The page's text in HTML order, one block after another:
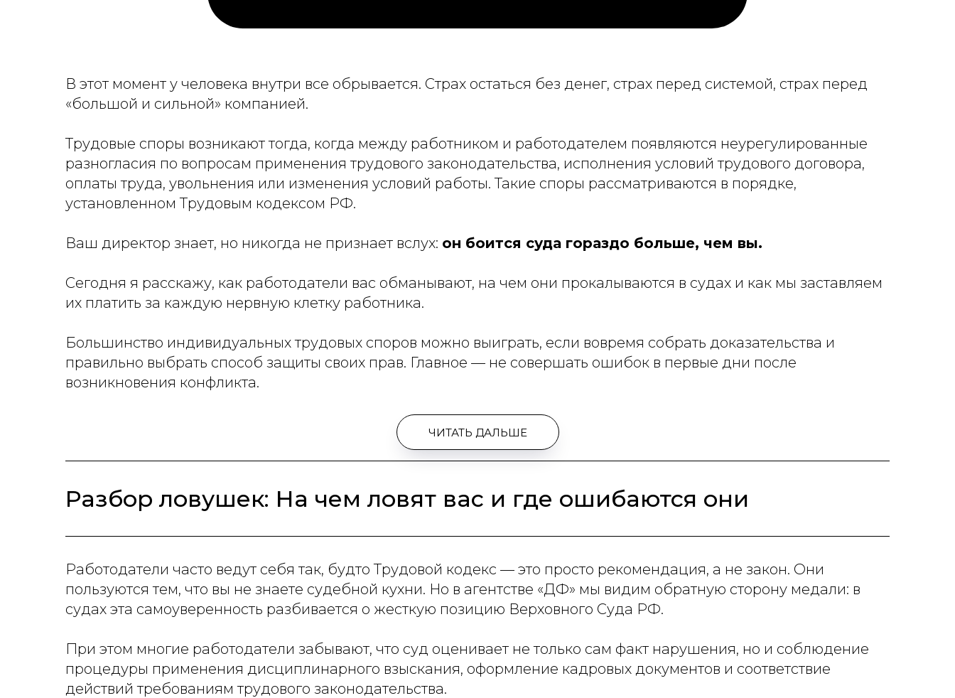
В этот момент у человека внутри все обрывается. Страх остаться без денег, страх перед системой, страх перед
«большой и сильной» компанией.
Трудовые споры возникают тогда, когда между работником и работодателем появляются неурегулированные
разногласия по вопросам применения трудового законодательства, исполнения условий трудового договора,
оплаты труда, увольнения или изменения условий работы. Такие споры рассматриваются в порядке,
установленном Трудовым кодексом РФ.
Ваш директор знает, но никогда не признает вслух: он боится суда гораздо больше, чем вы.
Сегодня я расскажу, как работодатели вас обманывают, на чем они прокалываются в судах и как мы заставляем
их платить за каждую нервную клетку работника.
Большинство индивидуальных трудовых споров можно выиграть, если вовремя собрать доказательства и
правильно выбрать способ защиты своих прав. Главное — не совершать ошибок в первые дни после
возникновения конфликта.
ЧИТАТЬ ДАЛЬШЕ
Разбор ловушек: На чем ловят вас и где ошибаются они
Работодатели часто ведут себя так, будто Трудовой кодекс — это просто рекомендация, а не закон. Они
пользуются тем, что вы не знаете судебной кухни. Но в агентстве «ДФ» мы видим обратную сторону медали: в
судах эта самоуверенность разбивается о жесткую позицию Верховного Суда РФ.
При этом многие работодатели забывают, что суд оценивает не только сам факт нарушения, но и соблюдение
процедуры применения дисциплинарного взыскания, оформление кадровых документов и соответствие
действий требованиям трудового законодательства.